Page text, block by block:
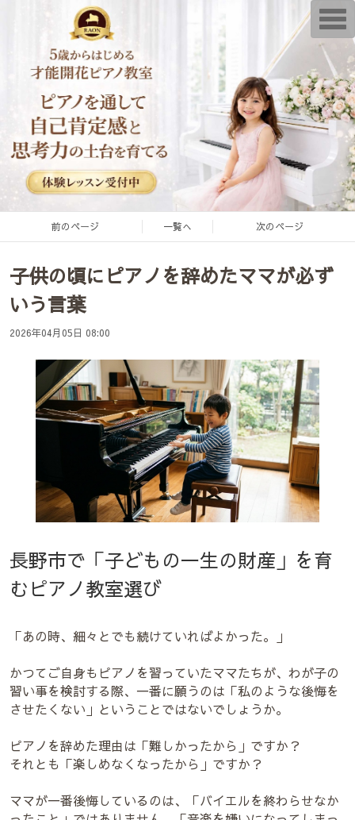
前のページ 一覧へ 次のページ
子供の頃にピアノを辞めたママが必ず
いう言葉
2026年04月05日 08:00
長野市で「子どもの一生の財産」を育
むピアノ教室選び
「あの時、細々とでも続けていればよかった。」
かつてご自身もピアノを習っていたママたちが、わが子の
習い事を検討する際、一番に願うのは「私のような後悔を
させたくない」ということではないでしょうか。
ピアノを辞めた理由は「難しかったから」ですか？
それとも「楽しめなくなったから」ですか？
ママが一番後悔しているのは、「バイエルを終わらせなか
T
o
g
l
e
n
a
v
i
t